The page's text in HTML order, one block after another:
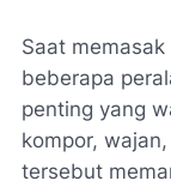
Saat
beberapa
penting yang
kompor,
tersebut